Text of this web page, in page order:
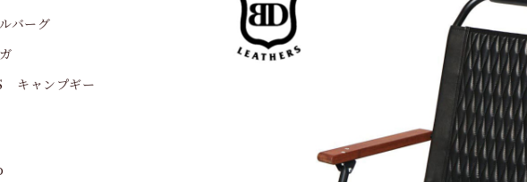
バーグ
キャンプギー